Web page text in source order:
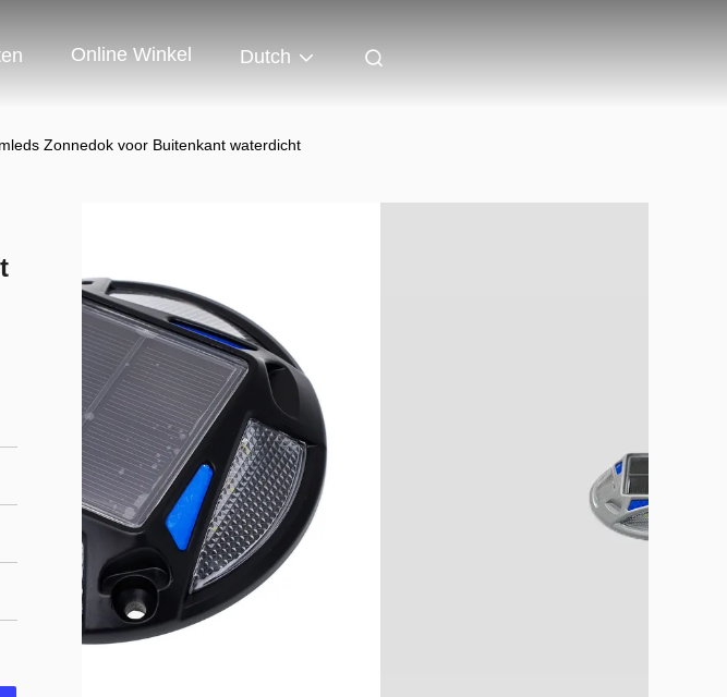
Online Winkel Dutch
Zonnedok voor Buitenkant waterdicht